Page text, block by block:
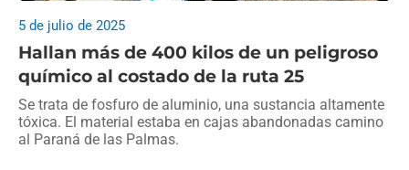
Hallan más de 400 kilos de un peligroso
químico al costado de la ruta 25
5 de julio de 2025
Se trata de fosfuro de aluminio, una sustancia altamente
tóxica. El material estaba en cajas abandonadas camino
al Paraná de las Palmas.